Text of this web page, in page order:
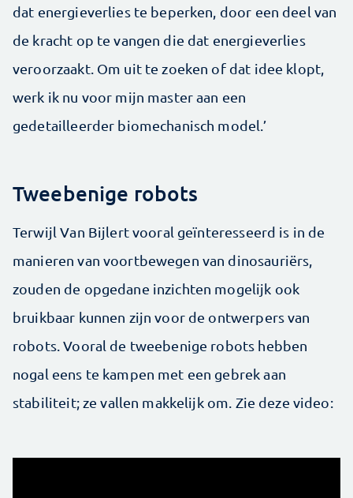
dat energieverlies te beperken, door een deel van
de kracht op te vangen die dat energieverlies
veroorzaakt. Om uit te zoeken of dat idee klopt,
werk ik nu voor mijn master aan een
gedetailleerder biomechanisch model.’
Tweebenige robots
Terwijl Van Bijlert vooral geïnteresseerd is in de
manieren van voortbewegen van dinosauriërs,
zouden de opgedane inzichten mogelijk ook
bruikbaar kunnen zijn voor de ontwerpers van
robots. Vooral de tweebenige robots hebben
nogal eens te kampen met een gebrek aan
stabiliteit; ze vallen makkelijk om. Zie deze video: